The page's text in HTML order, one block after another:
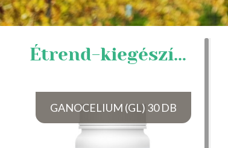
Étrend-kiegészítők
GANOCELIUM (GL) 30 DB